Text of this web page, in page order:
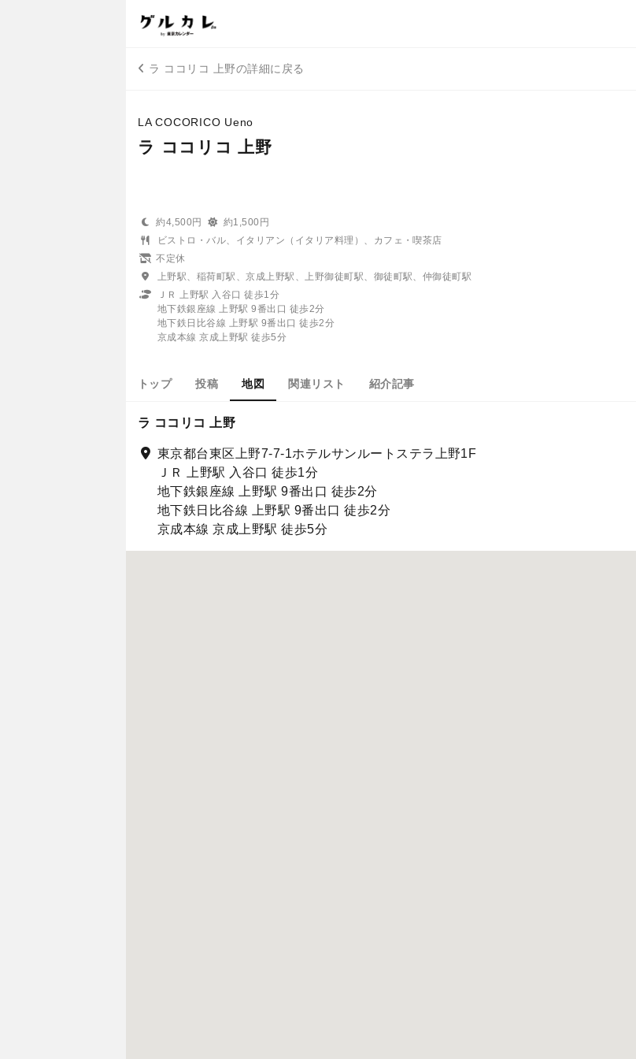
ラ ココリコ 上野の詳細に戻る
LA COCORICO Ueno
ラ ココリコ 上野
約4,500円
約1,500円
ビストロ・バル、イタリアン（イタリア料理）、カフェ・喫茶店
不定休
上野駅、稲荷町駅、京成上野駅、上野御徒町駅、御徒町駅、仲御徒町駅
ＪＲ 上野駅 入谷口 徒歩1分
地下鉄銀座線 上野駅 9番出口 徒歩2分
地下鉄日比谷線 上野駅 9番出口 徒歩2分
京成本線 京成上野駅 徒歩5分
トップ 投稿 地図 関連リスト 紹介記事
ラ ココリコ 上野
東京都台東区上野7-7-1ホテルサンルートステラ上野1F
ＪＲ 上野駅 入谷口 徒歩1分
地下鉄銀座線 上野駅 9番出口 徒歩2分
地下鉄日比谷線 上野駅 9番出口 徒歩2分
京成本線 京成上野駅 徒歩5分